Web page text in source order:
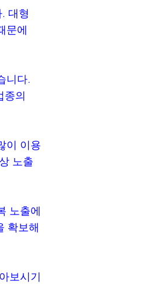
대형
문에
니다.
종의
이 이용
노출
노출에
확보해
보시기